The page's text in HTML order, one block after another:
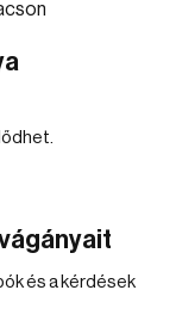
és a kérdések